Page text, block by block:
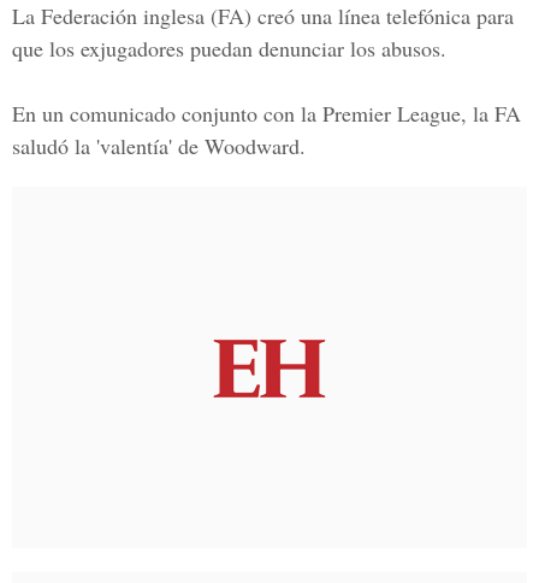
La Federación inglesa (FA) creó una línea telefónica para
que los exjugadores puedan denunciar los abusos.
En un comunicado conjunto con la Premier League, la FA
saludó la 'valentía' de Woodward.